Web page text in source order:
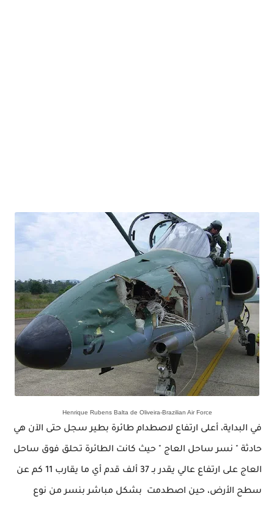
Henrique Rubens Balta de Oliveira-Brazilian Air Force
في البداية، أعلى ارتفاع لاصطدام طائرة بطير سجل حتى الآن هي
حادثة " نسر ساحل العاج " حيث كانت الطائرة تحلق فوق ساحل
العاج على ارتفاع عالي يقدر بـ 37 ألف قدم أي ما يقارب 11 كم عن
سطح الأرض، حين اصطدمت بشكل مباشر بنسر من نوع